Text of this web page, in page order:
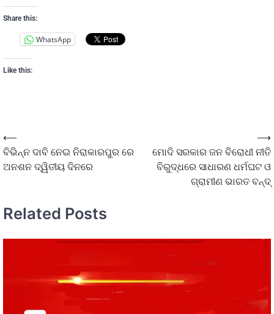
Share this:
WhatsApp
Like this:
⟵
ବିଭିନ୍ନ ଦାବି ନେଇ ନିରାକାରପୁର ରେ
ଅନଶନ ଦ୍ୱିତୀୟ ଦିନରେ
ମୋଦି ସରକାର ଜନ ବିରୋଧୀ ନୀତି
ବିରୁଦ୍ଧରେ ସାଧାରଣ ଧର୍ମଘଟ ଓ
ଗ୍ରାମୀଣ ଭାରତ ବନ୍ଦ୍
⟶
Related Posts